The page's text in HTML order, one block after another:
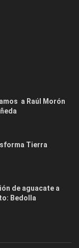
a Raúl Morón
Tierra
de aguacate a
Bedolla